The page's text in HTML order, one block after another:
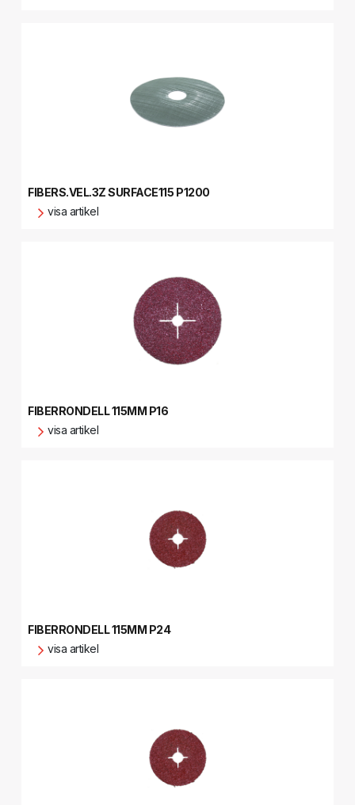
FIBERS.VEL.3Z SURFACE115 P1200
visa artikel
FIBERRONDELL 115MM P16
visa artikel
FIBERRONDELL 115MM P24
visa artikel